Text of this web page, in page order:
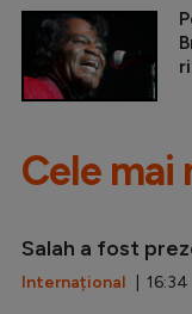
Cele mai
Salah a fost
Internațional | 16:34